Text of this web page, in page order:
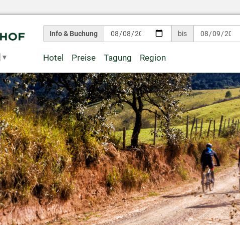
▼
Info & Buchung bis
Hotel Preise Tagung Region